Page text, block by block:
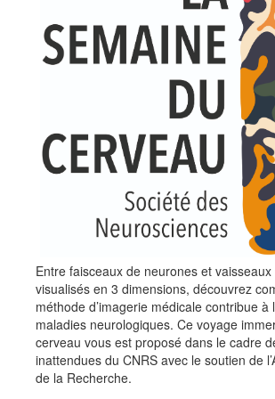
Entre faisceaux de neurones et vaisseaux
visualisés en 3 dimensions, découvrez
méthode d’imagerie médicale contribue
maladies neurologiques. Ce voyage
cerveau vous est proposé dans le cadre
inattendues du CNRS avec le soutien de
de la Recherche.